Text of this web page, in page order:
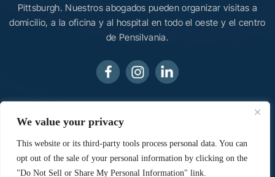
We value your privacy
This website or its third-party tools process personal data. You can
opt out of the sale of your personal information by clicking on the
"Do Not Sell or Share My Personal Information" link.
Pittsburgh. Nuestros abogados pueden organizar visitas a
domicilio, a la oficina y al hospital en todo el oeste y el centro
de Pensilvania.
reservados.Aviso legal
privacidad.Marketing digital por:
*Las Imágenes Se Obtienen Bajo Licencia De Canva Y Otros
Proveedores Externos De Imágenes De Archivo, Y Se Incluye